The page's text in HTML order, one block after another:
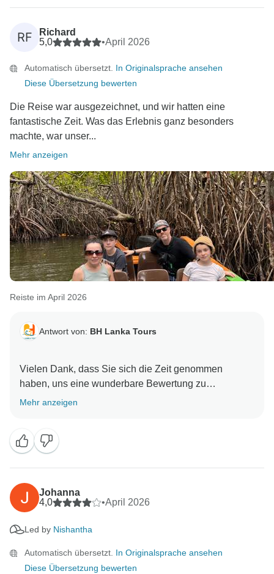
RF
Richard
5,0
•April 2026
Automatisch übersetzt. In Originalsprache ansehen
Diese Übersetzung bewerten
Die Reise war ausgezeichnet, und wir hatten eine
fantastische Zeit. Was das Erlebnis ganz besonders
machte, war unser...
Mehr anzeigen
Reiste im April 2026
Antwort von: BH Lanka Tours
Vielen Dank, dass Sie sich die Zeit genommen
haben, uns eine wunderbare Bewertung zu
hinterlassen. Es freut uns sehr zu hören, dass Ihnen
es kaum erwarten, Sie zu einem weiteren
Mehr anzeigen
Johanna
4,0
•April 2026
Led by Nishantha
Automatisch übersetzt. In Originalsprache ansehen
Diese Übersetzung bewerten